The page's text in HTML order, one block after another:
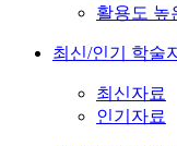
활용도 높
최신/인기 학술
최신자료
인기자료